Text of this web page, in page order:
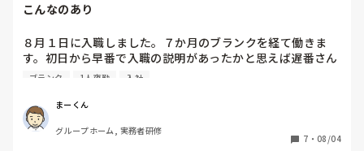
こんなのあり
８月１日に入職しました。７か月のブランクを経て働きま
す。初日から早番で入職の説明があったかと思えば遅番さん
が来なくてOJT担当者が急遽遅番になってしまい早番が何を
なりの夜勤でOJTはついたものの日勤帯の仕事もまともにし
てないから利用者の顔と名前が一致せず右往左往、土曜日か
らは一人夜勤に連チャン…7ヶ月ぶりの夜勤はきつい。そう
ブランク 1人夜勤 入社
まーくん
グループホーム, 実務者研修
7 ・ 08/04